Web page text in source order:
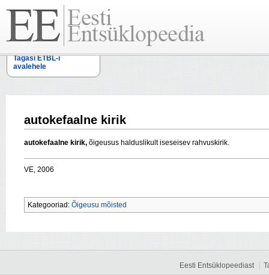
Tagasi ETBL-i
avalehele
autokefaalne kirik
autokefaalne kirik, õigeusus halduslikult iseseisev rahvuskirik.
VE, 2006
Kategooriad: Õigeusu mõisted
Eesti Entsüklopeediast